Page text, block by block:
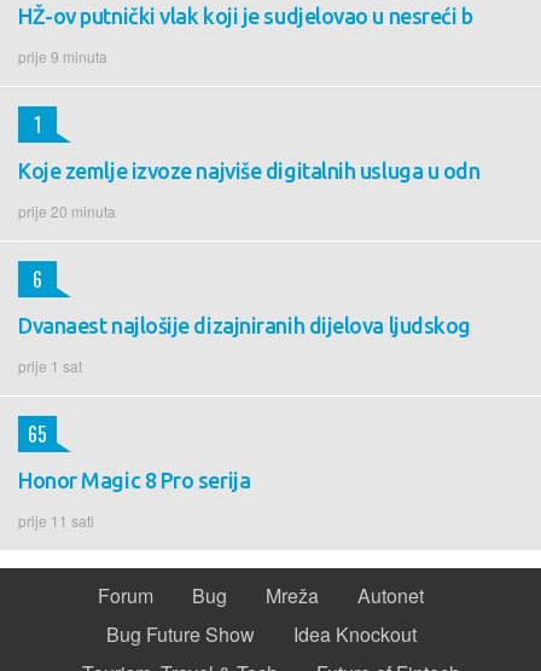
HŽ-ov putnički vlak koji je sudjelovao u nesreći b
prije 9 minuta
Koje zemlje izvoze najviše digitalnih usluga u odn
prije 20 minuta
1
Dvanaest najlošije dizajniranih dijelova ljudskog
prije 1 sat
6
Honor Magic 8 Pro serija
prije 11 sati
65
Forum Bug Mreža
Autonet
Bug Future Show
Idea Knockout